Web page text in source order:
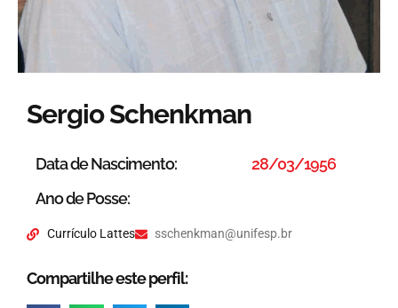
Sergio Schenkman
Data de Nascimento:
28/03/1956
Ano de Posse:
Currículo Lattes sschenkman@unifesp.br
Compartilhe este perfil: